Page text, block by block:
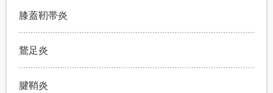
膝蓋靭帯炎
鵞足炎
腱鞘炎